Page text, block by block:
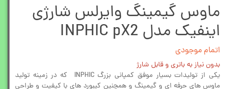
ماوس گیمینگ وایرلس شارژی
اینفیک مدل INPHIC pX2
اتمام موجودی
بدون نیاز به باتری و قابل شارژ
یکی از تولیدات بسیار موفق کمپانی بزرگ INPHIC که در زمینه تولید
ماوس های حرفه ای و گیمینگ و همچنین کیبورد های با کیفیت و طراحی